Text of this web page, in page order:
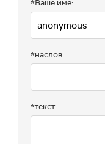
*Ваше име:
*наслов
*текст